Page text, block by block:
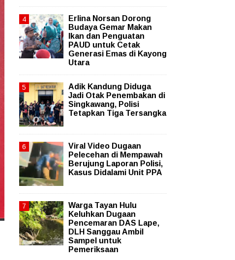
Erlina Norsan Dorong
Budaya Gemar Makan
Ikan dan Penguatan
PAUD untuk Cetak
Generasi Emas di Kayong
Utara
Adik Kandung Diduga
Jadi Otak Penembakan di
Singkawang, Polisi
Tetapkan Tiga Tersangka
Viral Video Dugaan
Pelecehan di Mempawah
Berujung Laporan Polisi,
Kasus Didalami Unit PPA
Warga Tayan Hulu
Keluhkan Dugaan
Pencemaran DAS Lape,
DLH Sanggau Ambil
Sampel untuk
Pemeriksaan